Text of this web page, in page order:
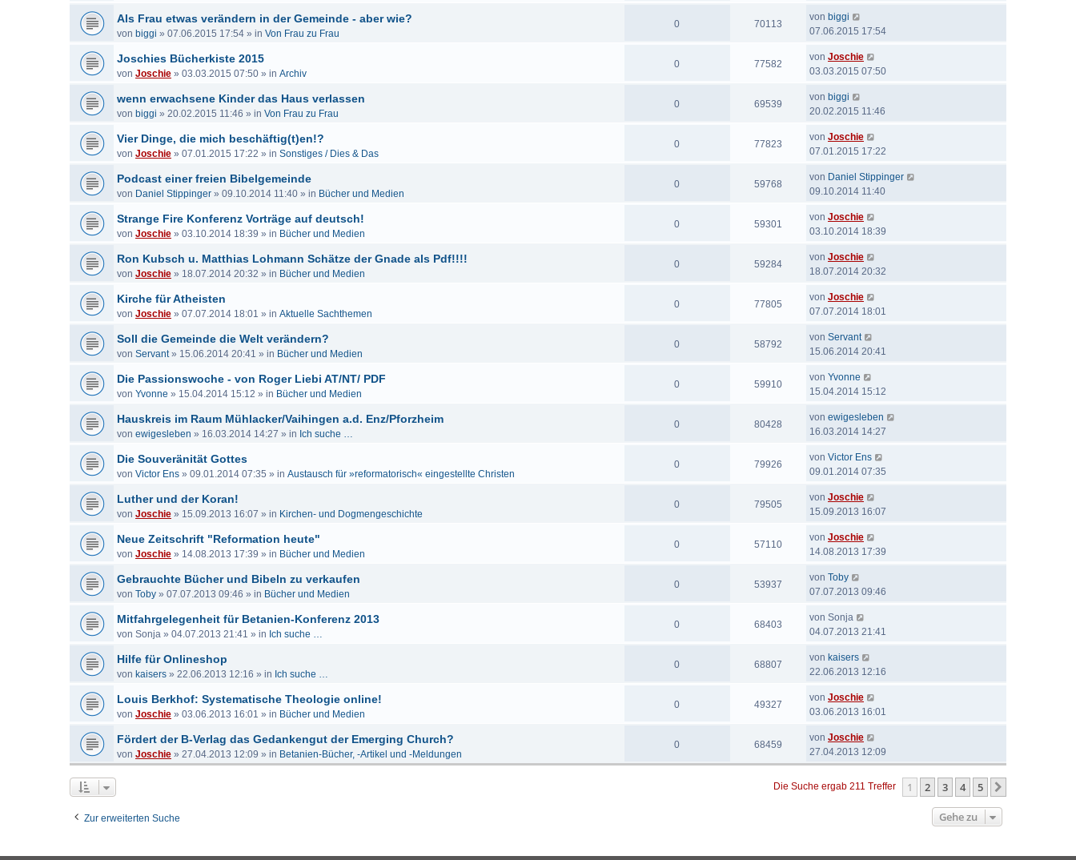
Als Frau etwas verändern in der Gemeinde - aber wie?
von biggi » 07.06.2015 17:54 » in Von Frau zu Frau
0 70113
von biggi
07.06.2015 17:54
Joschies Bücherkiste 2015
von Joschie » 03.03.2015 07:50 » in Archiv
0 77582
von Joschie
03.03.2015 07:50
wenn erwachsene Kinder das Haus verlassen
von biggi » 20.02.2015 11:46 » in Von Frau zu Frau
0 69539
von biggi
20.02.2015 11:46
Vier Dinge, die mich beschäftig(t)en!?
von Joschie » 07.01.2015 17:22 » in Sonstiges / Dies & Das
0 77823
von Joschie
07.01.2015 17:22
Podcast einer freien Bibelgemeinde
von Daniel Stippinger » 09.10.2014 11:40 » in Bücher und Medien
0 59768
von Daniel Stippinger
09.10.2014 11:40
Strange Fire Konferenz Vorträge auf deutsch!
von Joschie » 03.10.2014 18:39 » in Bücher und Medien
0 59301
von Joschie
03.10.2014 18:39
Ron Kubsch u. Matthias Lohmann Schätze der Gnade als Pdf!!!!
von Joschie » 18.07.2014 20:32 » in Bücher und Medien
0 59284
von Joschie
18.07.2014 20:32
Kirche für Atheisten
von Joschie » 07.07.2014 18:01 » in Aktuelle Sachthemen
0 77805
von Joschie
07.07.2014 18:01
Soll die Gemeinde die Welt verändern?
von Servant» 15.06.2014 20:41 » in Bücher und Medien
0 58792
von Servant
15.06.2014 20:41
Die Passionswoche - von Roger Liebi AT/NT/ PDF
von Yvonne » 15.04.2014 15:12 » in Bücher und Medien
0 59910
von Yvonne
15.04.2014 15:12
Hauskreis im Raum Mühlacker/Vaihingen a.d. Enz/Pforzheim
von ewigesleben » 16.03.2014 14:27 » in Ich suche …
0 80428
von ewigesleben
16.03.2014 14:27
Die Souveränität Gottes
von Victor Ens » 09.01.2014 07:35 » in Austausch für »reformatorisch« eingestellte Christen
0 79926
von Victor Ens
09.01.2014 07:35
Luther und der Koran!
von Joschie » 15.09.2013 16:07 » in Kirchen- und Dogmengeschichte
0 79505
von Joschie
15.09.2013 16:07
Neue Zeitschrift "Reformation heute"
von Joschie » 14.08.2013 17:39 » in Bücher und Medien
0 57110
von Joschie
14.08.2013 17:39
Gebrauchte Bücher und Bibeln zu verkaufen
von Toby » 07.07.2013 09:46 » in Bücher und Medien
0 53937
von Toby
07.07.2013 09:46
Mitfahrgelegenheit für Betanien-Konferenz 2013
von Sonja » 04.07.2013 21:41 » in Ich suche …
0 68403
von Sonja
04.07.2013 21:41
Hilfe für Onlineshop
von kaisers » 22.06.2013 12:16 » in Ich suche …
0 68807
von kaisers
22.06.2013 12:16
Louis Berkhof: Systematische Theologie online!
von Joschie » 03.06.2013 16:01 » in Bücher und Medien
0 49327
von Joschie
03.06.2013 16:01
Fördert der B-Verlag das Gedankengut der Emerging Church?
von Joschie » 27.04.2013 12:09 » in Betanien-Bücher, -Artikel und -Meldungen
0 68459
von Joschie
27.04.2013 12:09
Die Suche ergab 211 Treffer 1 2 3 4 5
Zur erweiterten Suche Gehe zu